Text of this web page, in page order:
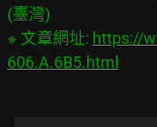
(臺灣)
※ 文章網址: https://
606.A.6B5.html